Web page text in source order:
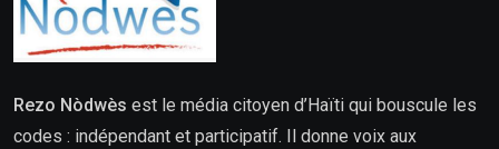
Rezo Nòdwès est le média citoyen d’Haïti qui bouscule les
codes : indépendant et participatif. Il donne voix aux